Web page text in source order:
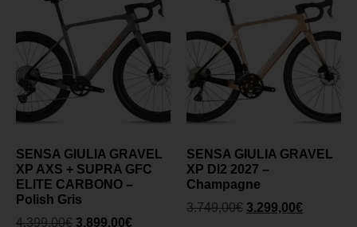
SENSA GIULIA GRAVEL
XP AXS + SUPRA GFC
ELITE CARBONO –
Polish Gris
4.399,00€ 3.899,00€
SENSA GIULIA GRAVEL
XP DI2 2027 –
Champagne
3.749,00€ 3.299,00€